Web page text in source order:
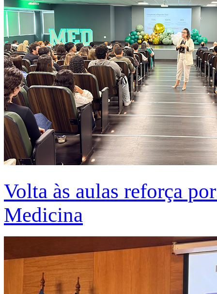
Volta às aulas reforça
Medicina